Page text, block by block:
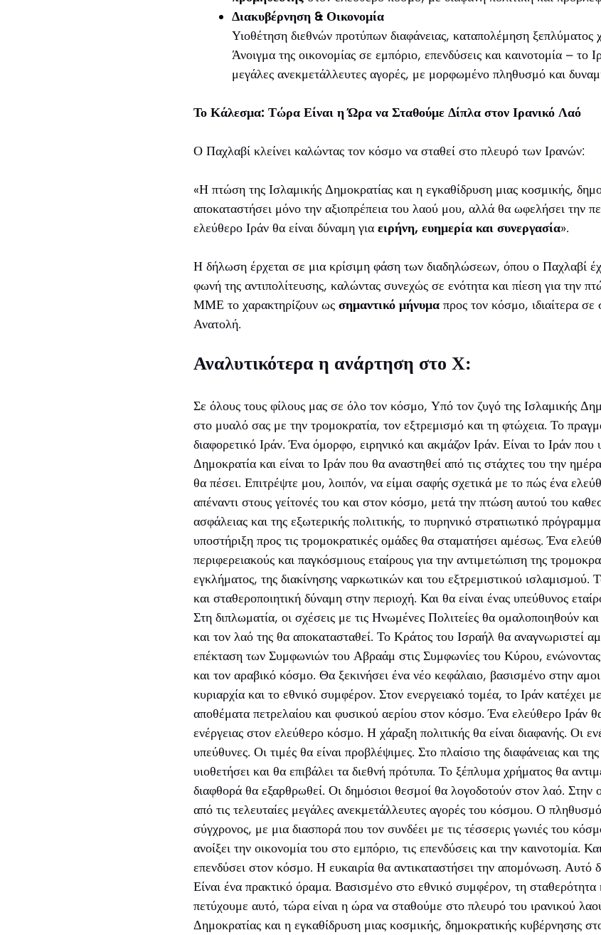
Διακυβέρνηση & Οικονομία
Υιοθέτηση διεθνών προτύπων διαφάνειας, καταπολέμηση ξεπλύματος
Άνοιγμα της οικονομίας σε εμπόριο, επενδύσεις και καινοτομία – το
μεγάλες ανεκμετάλλευτες αγορές, με μορφωμένο πληθυσμό και
Το Κάλεσμα: Τώρα Είναι η Ώρα να Σταθούμε Δίπλα στον Ιρανικό Λαό
Ο Παχλαβί κλείνει καλώντας τον κόσμο να σταθεί στο πλευρό των Ιρανών:
«Η πτώση της Ισλαμικής Δημοκρατίας και η εγκαθίδρυση μιας κοσμικής,
αποκαταστήσει μόνο την αξιοπρέπεια του λαού μου, αλλά θα ωφελήσει την
ελεύθερο Ιράν θα είναι δύναμη για ειρήνη, ευημερία και συνεργασία».
Η δήλωση έρχεται σε μια κρίσιμη φάση των διαδηλώσεων, όπου ο Παχλαβί
φωνή της αντιπολίτευσης, καλώντας συνεχώς σε ενότητα και πίεση για την
ΜΜΕ το χαρακτηρίζουν ως σημαντικό μήνυμα προς τον κόσμο, ιδιαίτερα
Ανατολή.
Αναλυτικότερα η ανάρτηση στο Χ:
Σε όλους τους φίλους μας σε όλο τον κόσμο, Υπό τον ζυγό της Ισλαμικής
στο μυαλό σας με την τρομοκρατία, τον εξτρεμισμό και τη φτώχεια. Το
διαφορετικό Ιράν. Ένα όμορφο, ειρηνικό και ακμάζον Ιράν. Είναι το Ιράν
Δημοκρατία και είναι το Ιράν που θα αναστηθεί από τις στάχτες του την
θα πέσει. Επιτρέψτε μου, λοιπόν, να είμαι σαφής σχετικά με το πώς ένα
απέναντι στους γείτονές του και στον κόσμο, μετά την πτώση αυτού του
ασφάλειας και της εξωτερικής πολιτικής, το πυρηνικό στρατιωτικό
υποστήριξη προς τις τρομοκρατικές ομάδες θα σταματήσει αμέσως. Ένα
περιφερειακούς και παγκόσμιους εταίρους για την αντιμετώπιση της
εγκλήματος, της διακίνησης ναρκωτικών και του εξτρεμιστικού ισλαμισμού.
και σταθεροποιητική δύναμη στην περιοχή. Και θα είναι ένας υπεύθυνος
Στη διπλωματία, οι σχέσεις με τις Ηνωμένες Πολιτείες θα ομαλοποιηθούν
και τον λαό της θα αποκατασταθεί. Το Κράτος του Ισραήλ θα αναγνωριστεί
επέκταση των Συμφωνιών του Αβραάμ στις Συμφωνίες του Κύρου,
και τον αραβικό κόσμο. Θα ξεκινήσει ένα νέο κεφάλαιο, βασισμένο στην
κυριαρχία και το εθνικό συμφέρον. Στον ενεργειακό τομέα, το Ιράν κατέχει
αποθέματα πετρελαίου και φυσικού αερίου στον κόσμο. Ένα ελεύθερο Ιράν
ενέργειας στον ελεύθερο κόσμο. Η χάραξη πολιτικής θα είναι διαφανής. Οι
υπεύθυνες. Οι τιμές θα είναι προβλέψιμες. Στο πλαίσιο της διαφάνειας και
υιοθετήσει και θα επιβάλει τα διεθνή πρότυπα. Το ξέπλυμα χρήματος θα
διαφθορά θα εξαρθρωθεί. Οι δημόσιοι θεσμοί θα λογοδοτούν στον λαό. Στην
από τις τελευταίες μεγάλες ανεκμετάλλευτες αγορές του κόσμου. Ο
σύγχρονος, με μια διασπορά που τον συνδέει με τις τέσσερις γωνιές του
ανοίξει την οικονομία του στο εμπόριο, τις επενδύσεις και την καινοτομία.
επενδύσει στον κόσμο. Η ευκαιρία θα αντικαταστήσει την απομόνωση. Αυτό
Είναι ένα πρακτικό όραμα. Βασισμένο στο εθνικό συμφέρον, τη σταθερότητα
πετύχουμε αυτό, τώρα είναι η ώρα να σταθούμε στο πλευρό του ιρανικού
Δημοκρατίας και η εγκαθίδρυση μιας κοσμικής, δημοκρατικής κυβέρνησης